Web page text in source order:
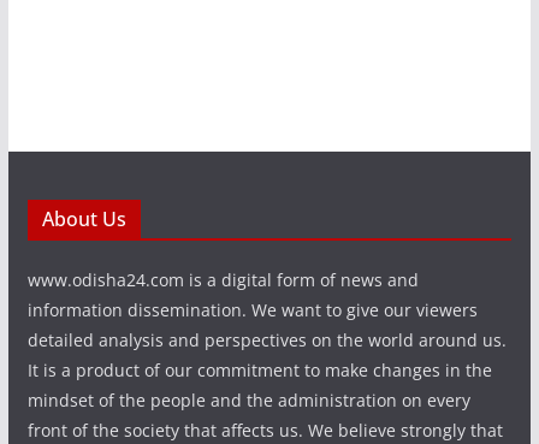
About Us
www.odisha24.com is a digital form of news and
information dissemination. We want to give our viewers
detailed analysis and perspectives on the world around us.
It is a product of our commitment to make changes in the
mindset of the people and the administration on every
front of the society that affects us. We believe strongly that